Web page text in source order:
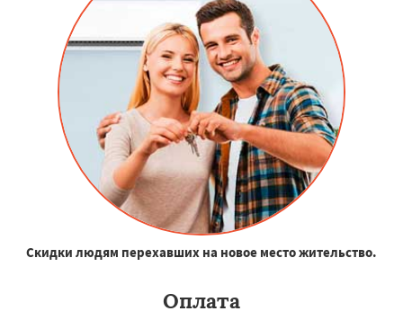
Скидки людям перехавших на новое место жительство.
Оплата